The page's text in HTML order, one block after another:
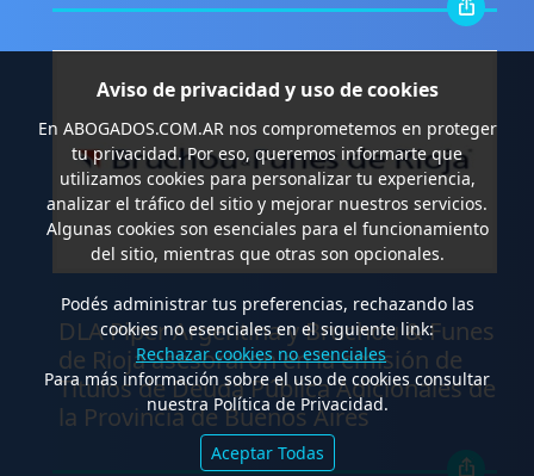
DLA Piper Argentina y Bruchou & Funes
de Rioja asesoraron en la emisión de
Títulos de Deuda Pública Adicionales de
la Provincia de Buenos Aires
Aviso de privacidad y uso de cookies
En ABOGADOS.COM.ARnos comprometemos en proteger
tu privacidad. Por eso, queremos informarte que
utilizamos cookies para personalizar tu experiencia,
analizar el tráfico del sitio y mejorar nuestros servicios.
Algunas cookies son esenciales para el funcionamiento
del sitio, mientras que otras son opcionales.
Podés administrar tus preferencias, rechazando las
cookies no esenciales en el siguiente link:
Rechazar cookies no esenciales
Para más información sobre el uso de cookies consultar
nuestra Política de Privacidad.
Aceptar Todas